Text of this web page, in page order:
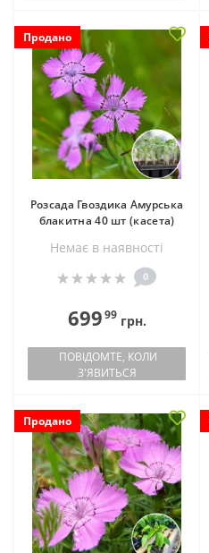
Продано
Розсада Гвоздика Амурська
блакитна 40 шт (касета)
Немає в наявностi
0
69999грн.
ПОВІДОМТЕ, КОЛИ
З'ЯВИТЬСЯ
Продано